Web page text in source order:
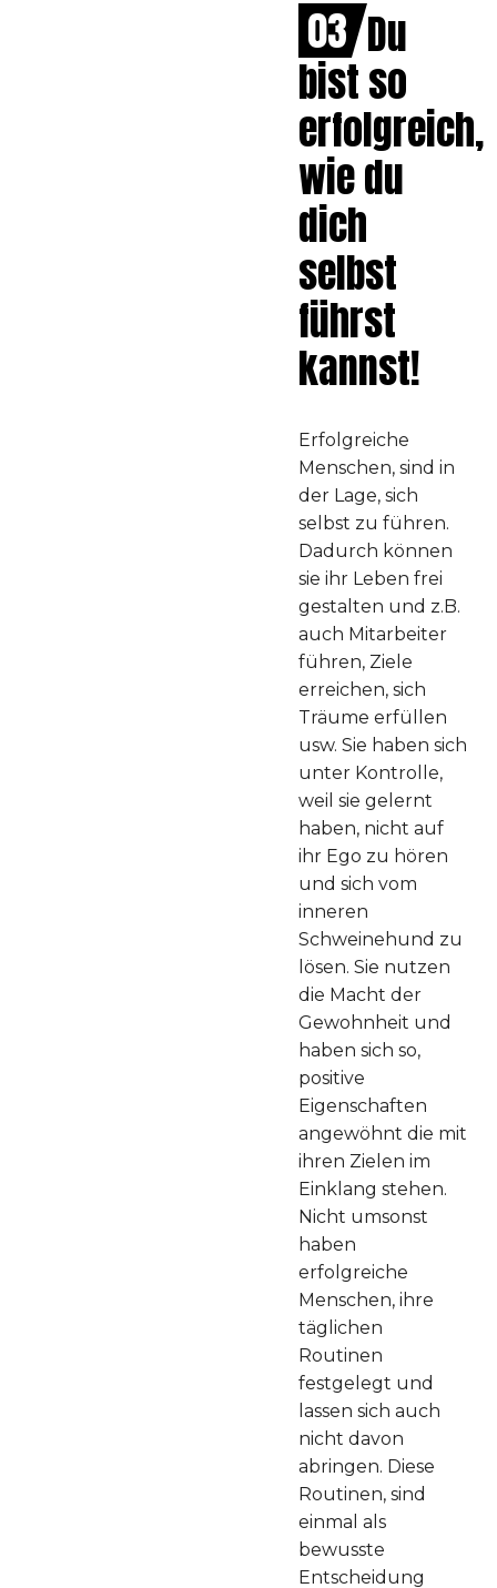
03 Du
bist so
erfolgreich,
wie du
dich
selbst
führst
kannst!
Erfolgreiche
Menschen, sind in
der Lage, sich
selbst zu führen.
Dadurch können
sie ihr Leben frei
gestalten und z.B.
auch Mitarbeiter
führen, Ziele
erreichen, sich
Träume erfüllen
usw. Sie haben sich
unter Kontrolle,
weil sie gelernt
haben, nicht auf
ihr Ego zu hören
und sich vom
inneren
Schweinehund zu
lösen. Sie nutzen
die Macht der
Gewohnheit und
haben sich so,
positive
Eigenschaften
angewöhnt die mit
ihren Zielen im
Einklang stehen.
Nicht umsonst
haben
erfolgreiche
Menschen, ihre
täglichen
Routinen
festgelegt und
lassen sich auch
nicht davon
abringen. Diese
Routinen, sind
einmal als
bewusste
Entscheidung